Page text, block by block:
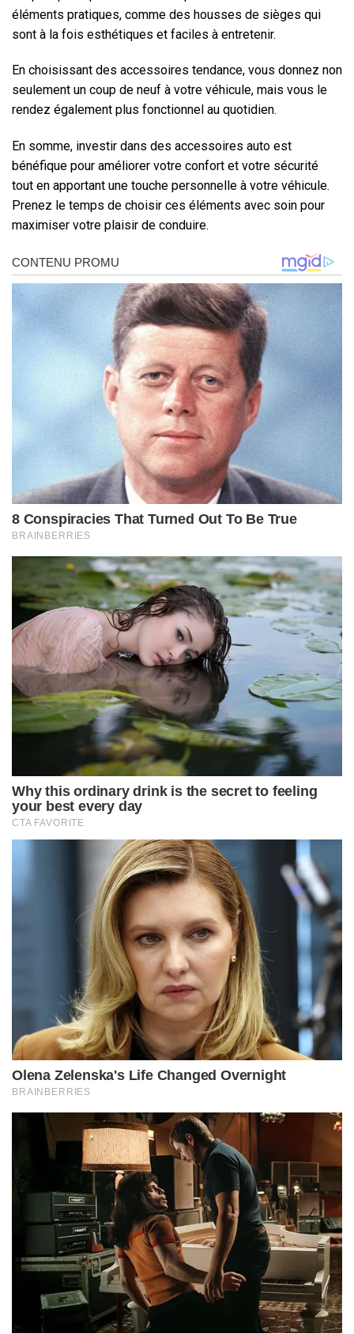
éléments pratiques, comme des housses de sièges qui
sont à la fois esthétiques et faciles à entretenir.
En choisissant des accessoires tendance, vous donnez non
seulement un coup de neuf à votre véhicule, mais vous le
rendez également plus fonctionnel au quotidien.
En somme, investir dans des accessoires auto est
bénéfique pour améliorer votre confort et votre sécurité
tout en apportant une touche personnelle à votre véhicule.
Prenez le temps de choisir ces éléments avec soin pour
maximiser votre plaisir de conduire.